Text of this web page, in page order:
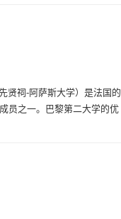
贤祠-阿萨斯大学）是法国的
员之一。巴黎第二大学的优